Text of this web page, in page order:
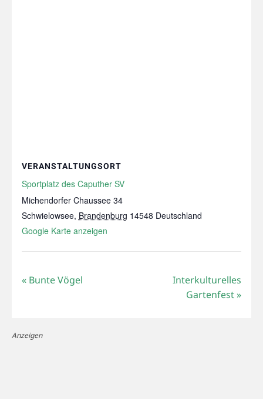
VERANSTALTUNGSORT
Sportplatz des Caputher SV
Michendorfer Chaussee 34
Schwielowsee, Brandenburg 14548 Deutschland
Google Karte anzeigen
«Bunte Vögel
Interkulturelles
Gartenfest»
Anzeigen